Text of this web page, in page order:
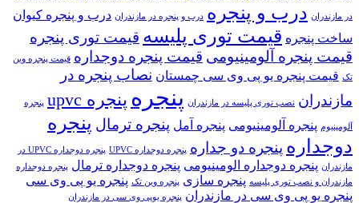
در مازندران درب و پنجره درب و پنجره در مازندران درب و پنجره کیوان
ساخت پنجره قیمت توری پلیسه قیمت توری پنجره
قیمت پنجره آلومینیومی قیمت پنجره دوجداره قیمت پنجره وین
تک قیمت پنجره یو پی وی سی چمستان نصاب پنجره در
مازندران نصب توری پلیسه در مازندران پنجره پنجره upvc پنجره
آلومینیوم پنجره آلومینیومی پنجره آمل پنجره ترمال پنجره
دوجداره پنجره دو جداره پنجره دوجداره UPVC
پنجره دوجداره UPVC در
مازندران پنجره دوجداره الومینیومی پنجره دوجداره ترمال پنجره دوجداره
مازندران و نصب توری پلیسه پنجره سازی پنجره وین تک پنجره یو پی وی سی
پنجره یو پی وی سی در مازندران پنجره یوپی وی سی در مازندران